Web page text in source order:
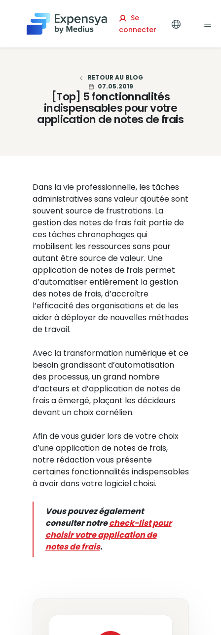
Expensya
Se
connecter
RETOUR AU BLOG
07.05.2019
[Top] 5 fonctionnalités
indispensables pour votre
application de notes de frais
Dans la vie professionnelle, les tâches
administratives sans valeur ajoutée sont
souvent source de frustrations. La
gestion des notes de frais fait partie de
ces tâches chronophages qui
mobilisent les ressources sans pour
autant être source de valeur. Une
application de notes de frais permet
d’automatiser entièrement la gestion
des notes de frais, d’accroître
l’efficacité des organisations et de les
aider à déployer de nouvelles méthodes
de travail.
Avec la transformation numérique et ce
besoin grandissant d’automatisation
des processus, un grand nombre
d’acteurs et d’application de notes de
frais a émergé, plaçant les décideurs
devant un choix cornélien.
Afin de vous guider lors de votre choix
d’une application de notes de frais,
notre rédaction vous présente
certaines fonctionnalités indispensables
à avoir dans votre logiciel choisi.
Vous pouvez également
consulter notrecheck-list pour
choisir votre application de
notes de frais.